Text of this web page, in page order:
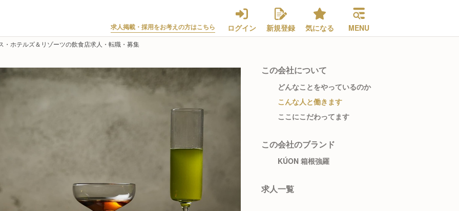
求人掲載・採用をお考えの方はこちら ログイン 新規登録 気になる MENU
・ホテルズ＆リゾーツの飲食店求人・転職・募集
この会社について
どんなことをやっているのか
こんな人と働きます
ここにこだわってます
この会社のブランド
KÚON 箱根強羅
求人一覧